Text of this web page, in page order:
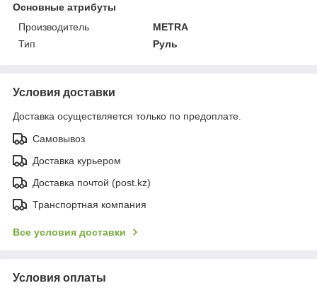
Основные атрибуты
Производитель
METRA
Тип
Руль
Условия доставки
Доставка осуществляется только по предоплате.
Самовывоз
Доставка курьером
Доставка почтой (post.kz)
Транспортная компания
Все условия доставки
Условия оплаты